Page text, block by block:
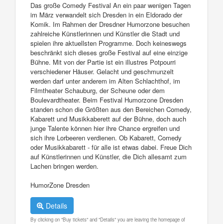
Das große Comedy Festival An ein paar wenigen Tagen
im März verwandelt sich Dresden in ein Eldorado der
Komik. Im Rahmen der Dresdner Humorzone besuchen
zahlreiche Künstlerinnen und Künstler die Stadt und
spielen ihre aktuellsten Programme. Doch keineswegs
beschränkt sich dieses große Festival auf eine einzige
Bühne. Mit von der Partie ist ein illustres Potpourri
verschiedener Häuser. Gelacht und geschmunzelt
werden darf unter anderem im Alten Schlachthof, im
Filmtheater Schauburg, der Scheune oder dem
Boulevardtheater. Beim Festival Humorzone Dresden
standen schon die Größten aus den Bereichen Comedy,
Kabarett und Musikkaberett auf der Bühne, doch auch
junge Talente können hier ihre Chance ergreifen und
sich ihre Lorbeeren verdienen. Ob Kabarett, Comedy
oder Musikkabarett - für alle ist etwas dabei. Freue Dich
auf Künstlerinnen und Künstler, die Dich allesamt zum
Lachen bringen werden.
HumorZone Dresden
Details
By clicking on "Buy tickets" and "Details" you are leaving the homepage of